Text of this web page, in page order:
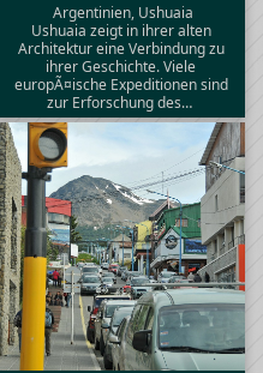
Argentinien, Ushuaia
Ushuaia zeigt in ihrer alten
Architektur eine Verbindung zu
ihrer Geschichte. Viele
europÃ¤ische Expeditionen sind
zur Erforschung des…